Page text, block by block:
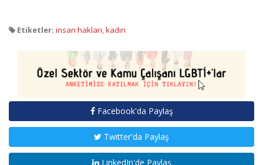
Etiketler: insan hakları,kadın
Facebook'da Paylaş
Twitter'da Paylaş
LinkedIn'de Paylaş